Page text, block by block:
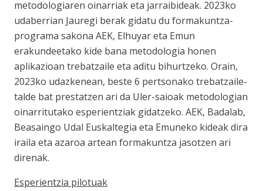
metodologiaren oinarriak eta jarraibideak. 2023ko
udaberrian Jauregi berak gidatu du formakuntza-
programa sakona AEK, Elhuyar eta Emun
erakundeetako kide bana metodologia honen
aplikazioan trebatzaile eta aditu bihurtzeko. Orain,
2023ko udazkenean, beste 6 pertsonako trebatzaile-
talde bat prestatzen ari da Uler-saioak metodologian
oinarritutako esperientziak gidatzeko. AEK, Badalab,
Beasaingo Udal Euskaltegia eta Emuneko kideak dira
iraila eta azaroa artean formakuntza jasotzen ari
direnak.
Esperientzia pilotuak